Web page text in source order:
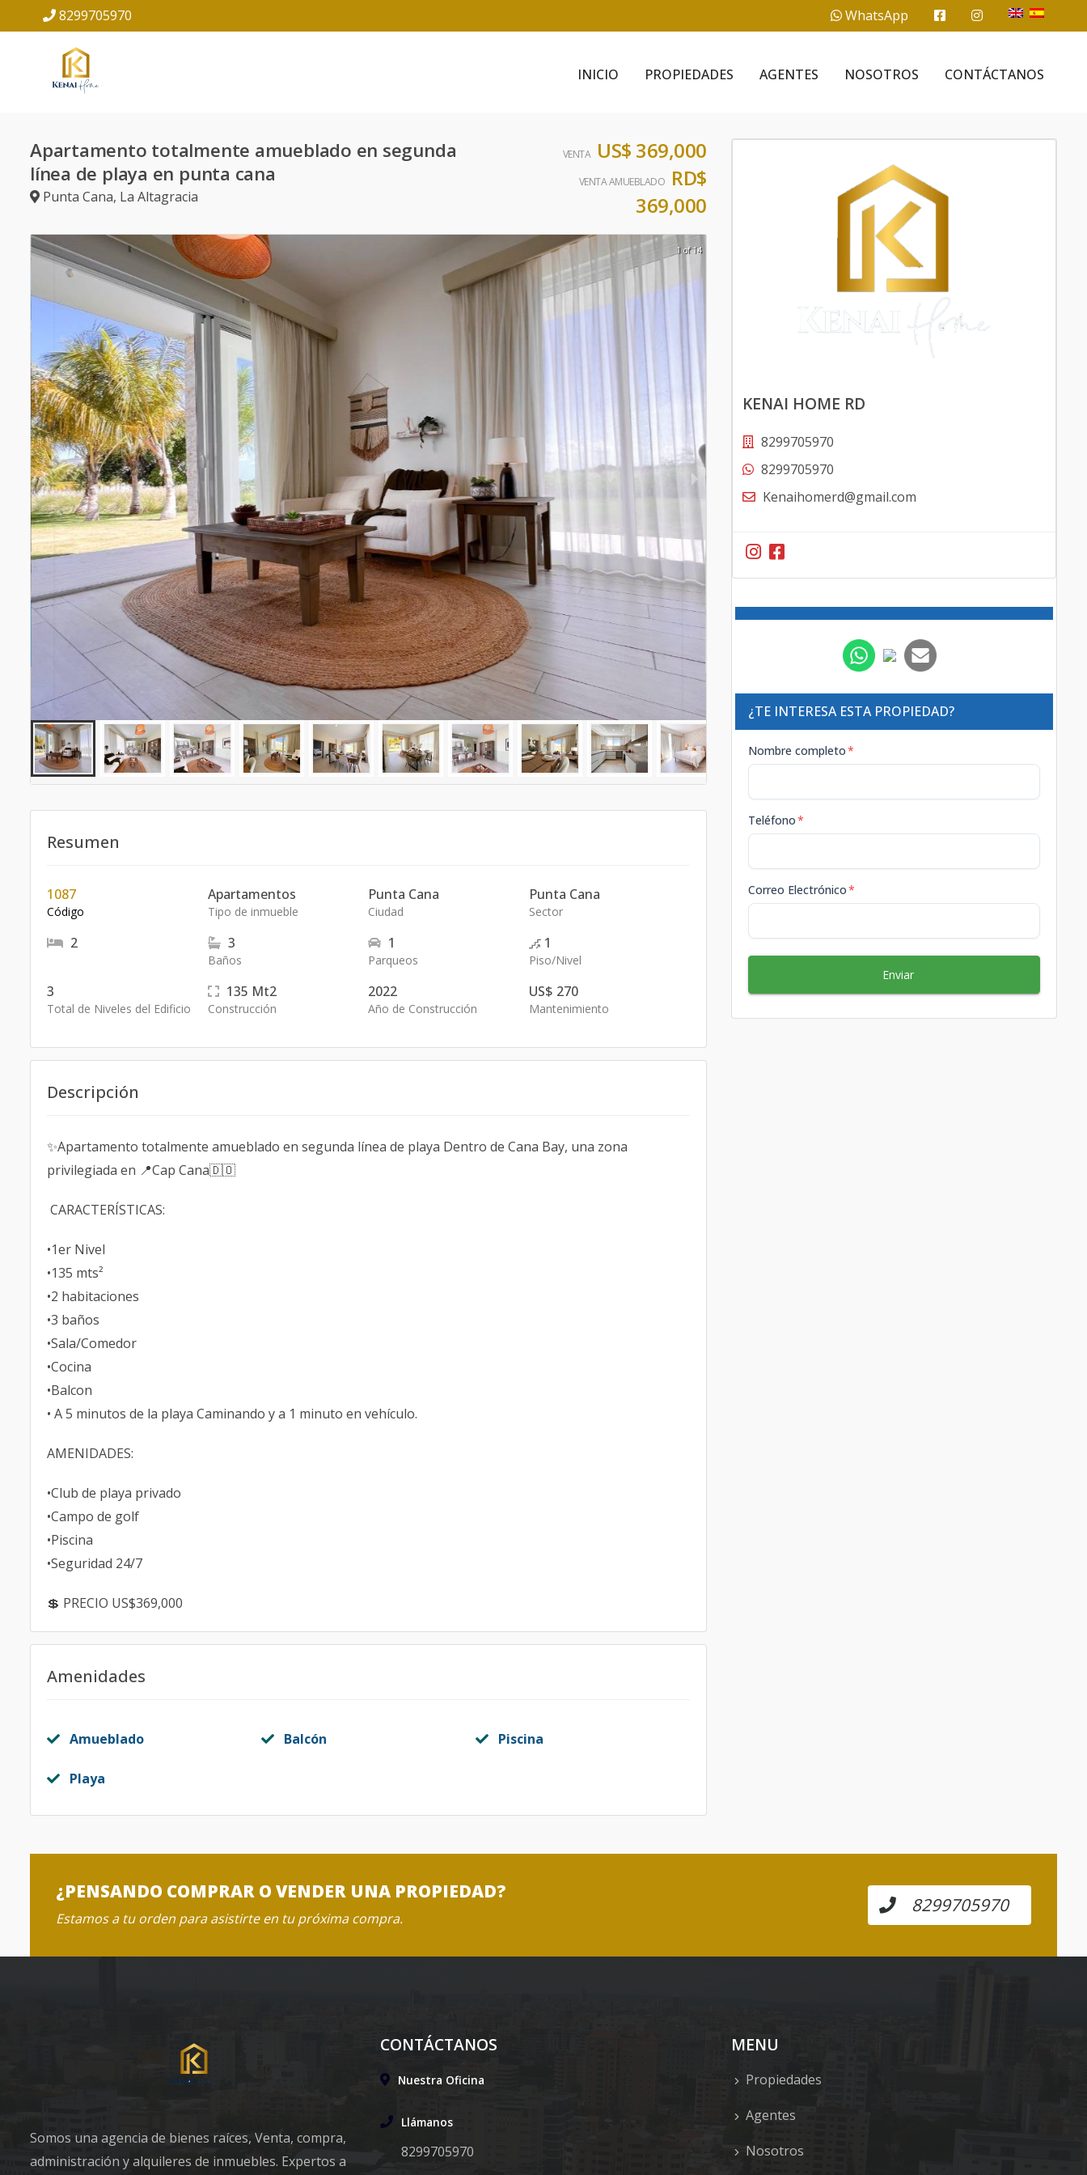
8299705970 WhatsApp
INICIO PROPIEDADES AGENTES NOSOTROS CONTÁCTANOS
Apartamento totalmente amueblado en segunda
línea de playa en punta cana
Punta Cana, La Altagracia
VENTA US$ 369,000
VENTA AMUEBLADO RD$
369,000
1 of 14
Resumen
1087
Código
Apartamentos
Tipo de inmueble
Punta Cana
Ciudad
Punta Cana
Sector
2 3
Baños
1
Parqueos
1
Piso/Nivel
3
Total de Niveles del Edificio
135 Mt2
Construcción
2022
Año de Construcción
US$ 270
Mantenimiento
Descripción
✨Apartamento totalmente amueblado en segunda línea de playa Dentro de Cana Bay, una zona
privilegiada en 📍Cap Cana🇩🇴
CARACTERÍSTICAS:
•1er Nivel
•135 mts²
•2 habitaciones
•3 baños
•Sala/Comedor
•Cocina
•Balcon
• A 5 minutos de la playa Caminando y a 1 minuto en vehículo.
AMENIDADES:
•Club de playa privado
•Campo de golf
•Piscina
•Seguridad 24/7
💲 PRECIO US$369,000
Amenidades
Amueblado Balcón Piscina
Playa
KENAI HOME RD
8299705970
8299705970
Kenaihomerd@gmail.com
¿TE INTERESA ESTA PROPIEDAD?
Nombre completo*
Teléfono*
Correo Electrónico*
Enviar
¿PENSANDO COMPRAR O VENDER UNA PROPIEDAD?
Estamos a tu orden para asistirte en tu próxima compra.
8299705970
Somos una agencia de bienes raíces, Venta, compra,
administración y alquileres de inmuebles. Expertos a
CONTÁCTANOS
Nuestra Oficina
Llámanos
8299705970
MENU
Propiedades
Agentes
Nosotros